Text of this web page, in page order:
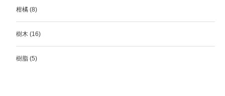
柑橘 (8)
樹木 (16)
樹脂 (5)